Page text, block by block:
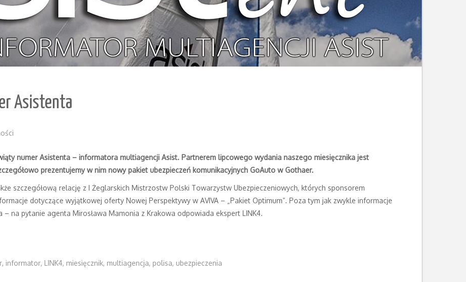
Asistenta
numer Asistenta – informatora multiagencji Asist. Partnerem lipcowego wydania naszego miesięcznika jest
prezentujemy w nim nowy pakiet ubezpieczeń komunikacyjnych GoAuto w Gothaer.
szczegółową relację z I Żeglarskich Mistrzostw Polski Towarzystw Ubezpieczeniowych, których sponsorem
dotyczące wyjątkowej oferty Nowej Perspektywy w AVIVA – „Pakiet Optimum”. Poza tym jak zwykle informacje
na pytanie agenta Mirosława Mamonia z Krakowa odpowiada ekspert LINK4.
, informator, LINK4, miesięcznik, multiagencja, polisa, ubezpieczenia